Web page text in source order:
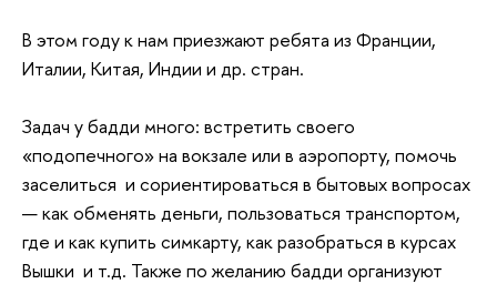
В этом году к нам приезжают ребята из Франции,
Италии, Китая, Индии и др. стран.
Задач у бадди много: встретить своего
«подопечного» на вокзале или в аэропорту, помочь
заселиться и сориентироваться в бытовых вопросах
— как обменять деньги, пользоваться транспортом,
где и как купить симкарту, как разобраться в курсах
Вышки и т.д. Также по желанию бадди организуют